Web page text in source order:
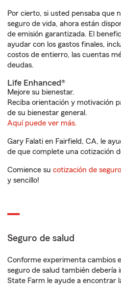
Por cierto, si usted pensaba que
seguro de vida, ahora están
de emisión garantizada. El
ayudar con los gastos finales,
costos de entierro, las cuentas
deudas.
Life Enhanced®
Mejore su bienestar.
Reciba orientación y motivación
de su bienestar general.
Aquí puede ver más.
Gary Falati en Fairfield, CA, le
de que complete una cotización
Comience su cotización de
y sencillo!
Seguro de salud
Conforme experimenta cambios
seguro de salud también debería
State Farm le ayude a encontrar